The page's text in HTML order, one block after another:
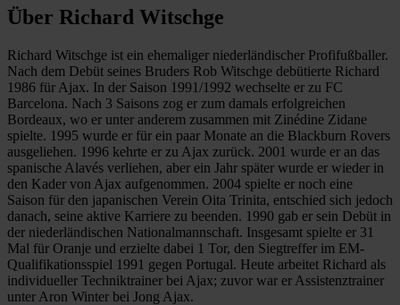
Über Richard Witschge
Richard Witschge ist ein ehemaliger niederländischer Profifußballer.
Nach dem Debüt seines Bruders Rob Witschge debütierte Richard
1986 für Ajax. In der Saison 1991/1992 wechselte er zu FC
Barcelona. Nach 3 Saisons zog er zum damals erfolgreichen
Bordeaux, wo er unter anderem zusammen mit Zinédine Zidane
spielte. 1995 wurde er für ein paar Monate an die Blackburn Rovers
ausgeliehen. 1996 kehrte er zu Ajax zurück. 2001 wurde er an das
spanische Alavés verliehen, aber ein Jahr später wurde er wieder in
den Kader von Ajax aufgenommen. 2004 spielte er noch eine
Saison für den japanischen Verein Oita Trinita, entschied sich jedoch
danach, seine aktive Karriere zu beenden. 1990 gab er sein Debüt in
der niederländischen Nationalmannschaft. Insgesamt spielte er 31
Mal für Oranje und erzielte dabei 1 Tor, den Siegtreffer im EM-
Qualifikationsspiel 1991 gegen Portugal. Heute arbeitet Richard als
individueller Techniktrainer bei Ajax; zuvor war er Assistenztrainer
unter Aron Winter bei Jong Ajax.